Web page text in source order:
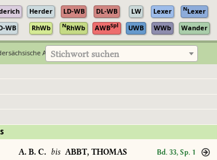
Herder LD-WB DL-WB LW Lexer NLexer
WB RhWb NRhWb AWBSpl UWB WWb Wander
Akademie der Wissenschaften zu Göttingen
Stichwort suchen
A. B. C. bis ABBT, THOMAS Bd. 33, Sp. 1